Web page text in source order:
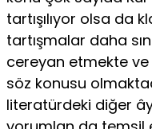
tartışılıyor olsa da
tartışmalar daha
cereyan etmekte ve
söz konusu
literatürdeki diğer